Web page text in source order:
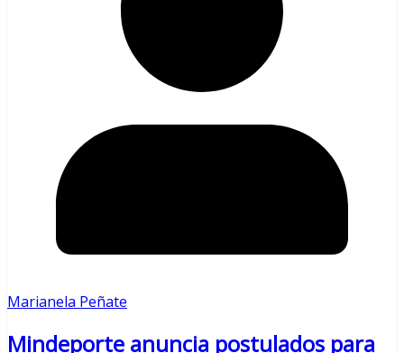
Marianela Peñate
Mindeporte anuncia postulados para